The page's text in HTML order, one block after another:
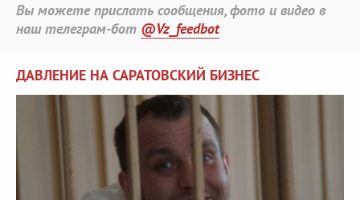
Вы можете прислать сообщения, фото и видео в
наш телеграм-бот @Vz_feedbot
ДАВЛЕНИЕ НА САРАТОВСКИЙ БИЗНЕС